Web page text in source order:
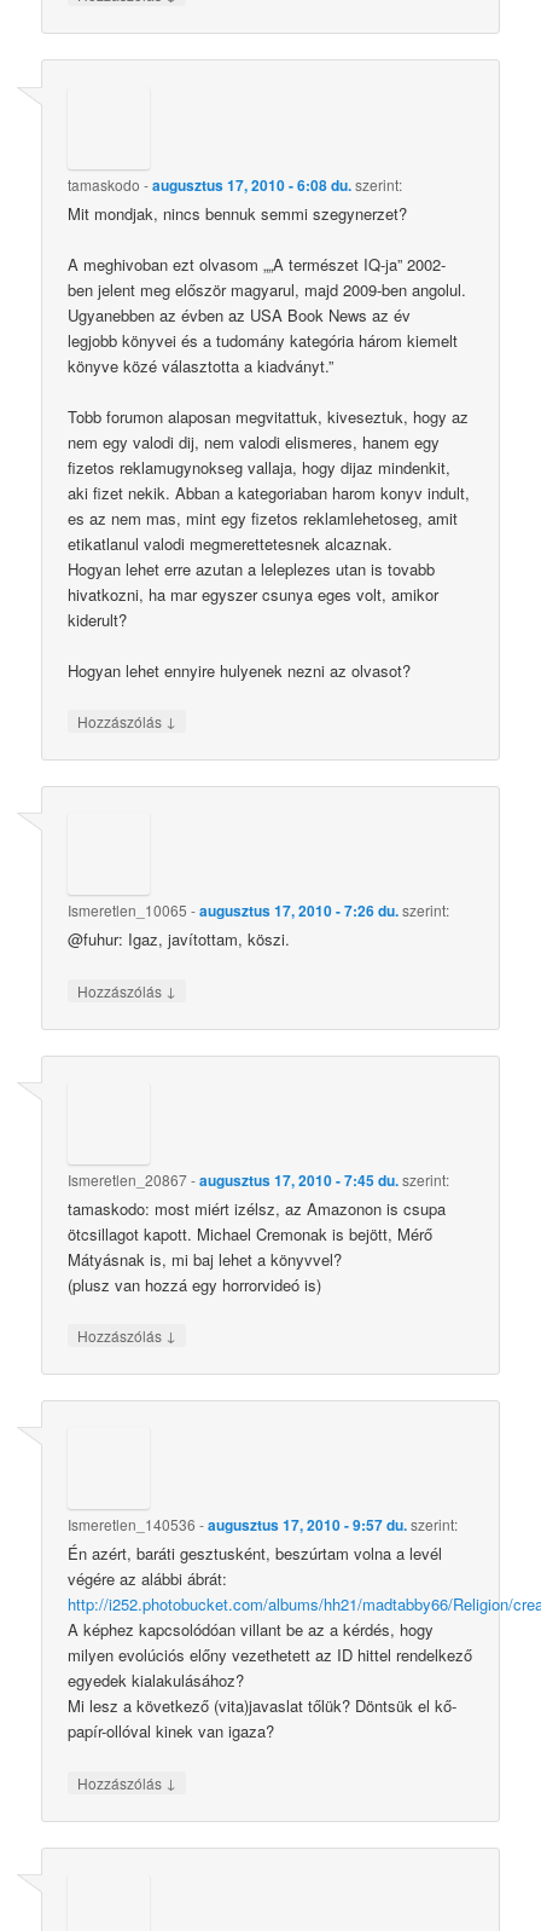
tamaskodo -augusztus 17, 2010 - 6:08 du.szerint:
Mit mondjak, nincs bennuk semmi szegynerzet?
A meghivoban ezt olvasom „„A természet IQ-ja” 2002-
ben jelent meg először magyarul, majd 2009-ben angolul.
Ugyanebben az évben az USA Book News az év
legjobb könyvei és a tudomány kategória három kiemelt
könyve közé választotta a kiadványt.”
Tobb forumon alaposan megvitattuk, kiveseztuk, hogy az
nem egy valodi dij, nem valodi elismeres, hanem egy
fizetos reklamugynokseg vallaja, hogy dijaz mindenkit,
aki fizet nekik. Abban a kategoriaban harom konyv indult,
es az nem mas, mint egy fizetos reklamlehetoseg, amit
etikatlanul valodi megmerettetesnek alcaznak.
Hogyan lehet erre azutan a leleplezes utan is tovabb
hivatkozni, ha mar egyszer csunya eges volt, amikor
kiderult?
Hogyan lehet ennyire hulyenek nezni az olvasot?
Hozzászólás ↓
Ismeretlen_10065 -augusztus 17, 2010 - 7:26 du.szerint:
@fuhur: Igaz, javítottam, köszi.
Hozzászólás ↓
Ismeretlen_20867-augusztus 17, 2010 - 7:45 du.szerint:
tamaskodo: most miért izélsz, az Amazonon is csupa
ötcsillagot kapott. Michael Cremonak is bejött, Mérő
Mátyásnak is, mi baj lehet a könyvvel?
(plusz van hozzá egy horrorvideó is)
Hozzászólás ↓
Ismeretlen_140536 -augusztus 17, 2010 - 9:57 du.szerint:
Én azért, baráti gesztusként, beszúrtam volna a levél
végére az alábbi ábrát:
http://i252.photobucket.com/albums/hh21/madtabby66/Religion/
A képhez kapcsolódóan villant be az a kérdés, hogy
milyen evolúciós előny vezethetett az ID hittel rendelkező
egyedek kialakulásához?
Mi lesz a következő (vita)javaslat tőlük? Döntsük el kő-
papír-ollóval kinek van igaza?
Hozzászólás ↓